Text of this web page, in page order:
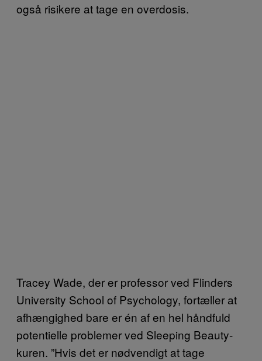
også risikere at tage en overdosis.
Tracey Wade, der er professor ved Flinders
University School of Psychology, fortæller at
afhængighed bare er én af en hel håndfuld
potentielle problemer ved Sleeping Beauty-
kuren. ”Hvis det er nødvendigt at tage